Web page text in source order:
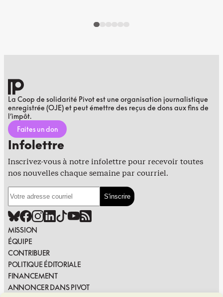
La Coop de solidarité Pivot est une organisation journalistique
enregistrée (OJE) et peut émettre des reçus de dons aux fins de
l’impôt.
Faites un don
Infolettre
Inscrivez-vous à notre infolettre pour recevoir toutes
nos nouvelles chaque semaine par courriel.
MISSION
ÉQUIPE
CONTRIBUER
POLITIQUE ÉDITORIALE
FINANCEMENT
ANNONCER DANS PIVOT